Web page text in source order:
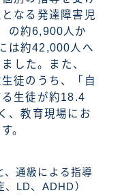
なる発達障害児
の約6,900人か
は約42,000人へ
した。また、
徒のうち、「自
生徒が約18.4
、教育現場にお
。
、通級による指導
、LD、ADHD）